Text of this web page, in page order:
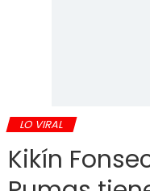
LO VIRAL
Kikín